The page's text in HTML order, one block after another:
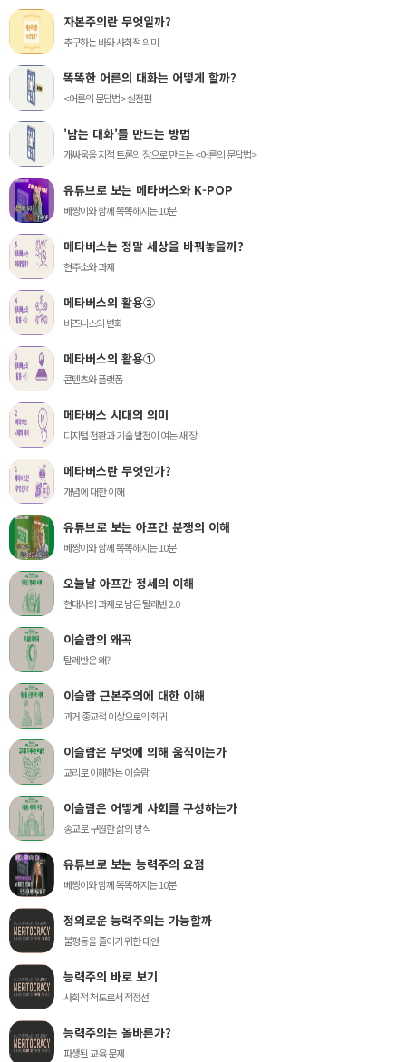
자본주의란 무엇일까?
추구하는 바와 사회적 의미
똑똑한 어른의 대화는 어떻게 할까?
<어른의 문답법> 실전편
'남는 대화'를 만드는 방법
개싸움을 지적 토론의 장으로 만드는 <어른의 문답법>
유튜브로 보는 메타버스와 K-POP
베짱이와 함께 똑똑해지는 10분
메타버스는 정말 세상을 바꿔놓을까?
현주소와 과제
메타버스의 활용②
비즈니스의 변화
메타버스의 활용①
콘텐츠와 플랫폼
메타버스 시대의 의미
디지털 전환과 기술 발전이 여는 새 장
메타버스란 무엇인가?
개념에 대한 이해
유튜브로 보는 아프간 분쟁의 이해
베짱이와 함께 똑똑해지는 10분
오늘날 아프간 정세의 이해
현대사의 과제로 남은 탈레반 2.0
이슬람의 왜곡
탈레반은 왜?
이슬람 근본주의에 대한 이해
과거 종교적 이상으로의 회귀
이슬람은 무엇에 의해 움직이는가
교리로 이해하는 이슬람
이슬람은 어떻게 사회를 구성하는가
종교로 구원한 삶의 방식
유튜브로 보는 능력주의 요점
베짱이와 함께 똑똑해지는 10분
정의로운 능력주의는 가능할까
불평등을 줄이기 위한 대안
능력주의 바로 보기
사회적 척도로서 적정선
능력주의는 올바른가?
파생된 교육 문제